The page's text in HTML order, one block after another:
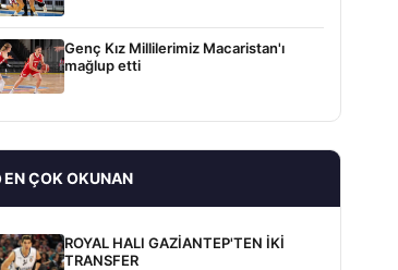
Genç Kız Millilerimiz Macaristan'ı
mağlup etti
EN ÇOK OKUNAN
ROYAL HALI GAZİANTEP'TEN İKİ
TRANSFER